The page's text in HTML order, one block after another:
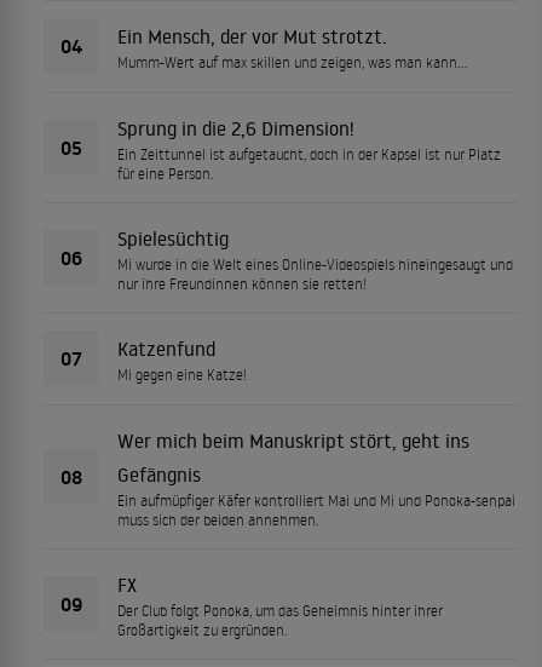
04 Ein Mensch, der vor Mut strotzt.
Mumm-Wert auf max skillen und zeigen, was man kann…
05
Sprung in die 2,6 Dimension!
Ein Zeittunnel ist aufgetaucht, doch in der Kapsel ist nur Platz
für eine Person.
06
Spielesüchtig
Mi wurde in die Welt eines Online-Videospiels hineingesaugt und
nur ihre Freundinnen können sie retten!
07 Katzenfund
Mi gegen eine Katze!
08
Wer mich beim Manuskript stört, geht ins
Gefängnis
Ein aufmüpfiger Käfer kontrolliert Mai und Mi und Ponoka-senpai
muss sich der beiden annehmen.
09
FX
Der Club folgt Ponoka, um das Geheimnis hinter ihrer
Großartigkeit zu ergründen.